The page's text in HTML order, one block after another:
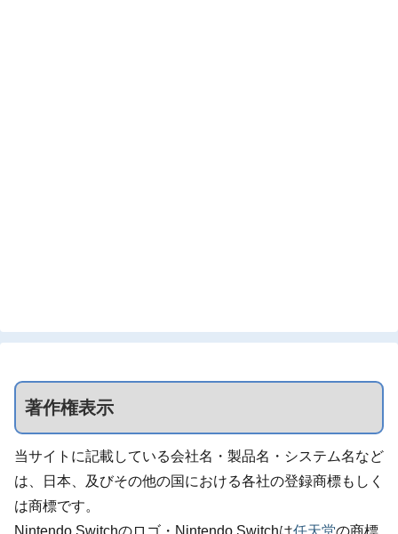
著作権表示
当サイトに記載している会社名・製品名・システム名など
は、日本、及びその他の国における各社の登録商標もしく
は商標です。
Nintendo Switchのロゴ・Nintendo Switchは任天堂の商標